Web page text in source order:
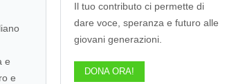
e
e
Il tuo contributo ci permette di
dare voce, speranza e futuro alle
giovani generazioni.
DONA ORA!